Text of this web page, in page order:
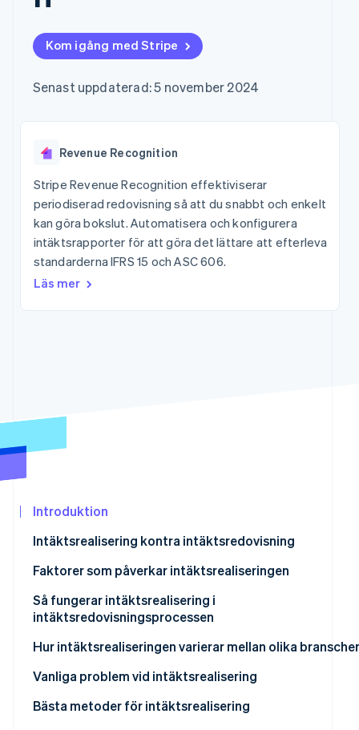
Accelererad kassaprocess
Financial Connections
Länkade finanskontodata
Data Pipeline
Product roadmap
Se vad som kommer härnäst
Radar
Bedrägeribekämpning
Atlas
Bolagsbildning för startups
Climate
Efter bransch
AI-företag
Spel
och fritid
Försäkringsbolag
Media och
underhållning
Ideella organisationer
Professionella tjänster
Offentlig sektor
användningsbaserad
fakturering
stödda kort
agenter
Resurser
Appintegrationer
Kodexempel
Utvecklarblogg
API-status
Produktplan
Sessions årliga
Karriärer
Nyhetsrum
Kontakta säljteamet
Bli partner
Kom igång med Stripe
Senast uppdaterad: 5 november 2024
Revenue Recognition
Stripe Revenue Recognition effektiviserar
periodiserad redovisning så att du snabbt och enkelt
kan göra bokslut. Automatisera och konfigurera
intäktsrapporter för att göra det lättare att efterleva
standarderna IFRS 15 och ASC 606.
Läs mer
Introduktion
Intäktsrealisering kontra intäktsredovisning
Faktorer som påverkar intäktsrealiseringen
Så fungerar intäktsrealisering i
intäktsredovisningsprocessen
Hur intäktsrealiseringen varierar mellan olika branscher
Vanliga problem vid intäktsrealisering
Bästa metoder för intäktsrealisering